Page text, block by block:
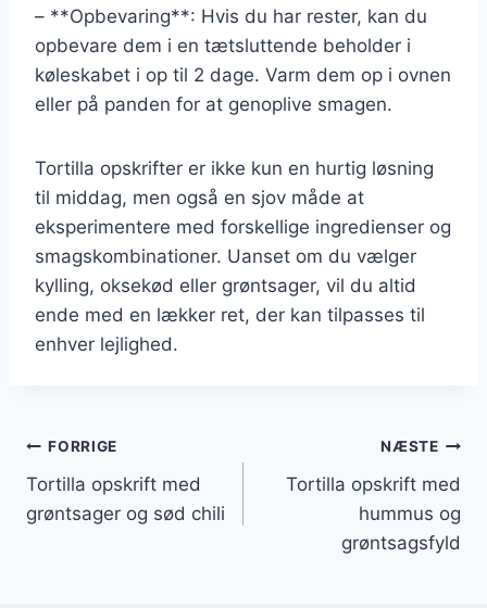
– **Opbevaring**: Hvis du har rester, kan du
opbevare dem i en tætsluttende beholder i
køleskabet i op til 2 dage. Varm dem op i ovnen
eller på panden for at genoplive smagen.
Tortilla opskrifter er ikke kun en hurtig løsning
til middag, men også en sjov måde at
eksperimentere med forskellige ingredienser og
smagskombinationer. Uanset om du vælger
kylling, oksekød eller grøntsager, vil du altid
ende med en lækker ret, der kan tilpasses til
enhver lejlighed.
Indlægsnavigation
FORRIGE
Tortilla opskrift med
grøntsager og sød chili
NÆSTE
Tortilla opskrift med
hummus og
grøntsagsfyld